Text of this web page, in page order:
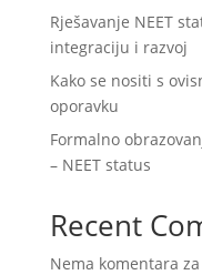
Rješavanje NEET
integraciju i razvoj
Kako se nositi s
oporavku
Formalno
– NEET status
Recent
Nema komentara